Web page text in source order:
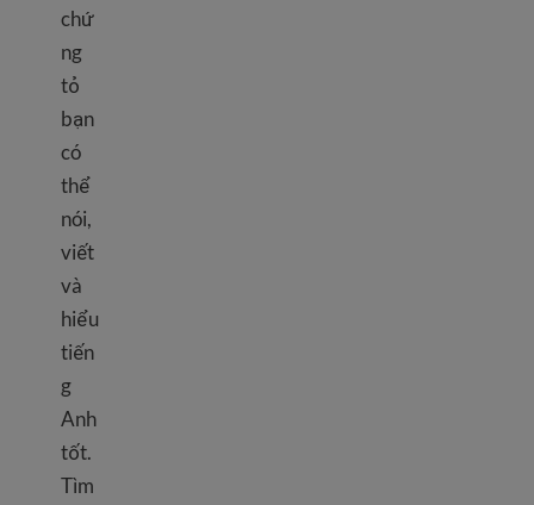
chứ
ng
tỏ
bạn
có
thể
nói,
viết
và
hiểu
tiến
g
Anh
tốt.
Tìm